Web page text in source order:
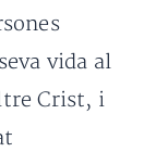
vida al
Crist, i